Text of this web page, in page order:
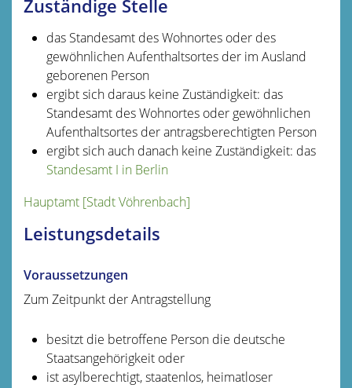
Zuständige Stelle
das Standesamt des Wohnortes oder des
gewöhnlichen Aufenthaltsortes der im Ausland
geborenen Person
ergibt sich daraus keine Zuständigkeit: das
Standesamt des Wohnortes oder gewöhnlichen
Aufenthaltsortes der antragsberechtigten Person
ergibt sich auch danach keine Zuständigkeit: das
Standesamt I in Berlin
Hauptamt [Stadt Vöhrenbach]
Leistungsdetails
Voraussetzungen
Zum Zeitpunkt der Antragstellung
besitzt die betroffene Person die deutsche
Staatsangehörigkeit oder
ist asylberechtigt, staatenlos, heimatloser